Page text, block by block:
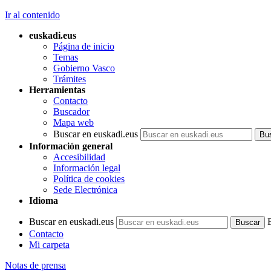
Ir al contenido
euskadi.eus
Página de inicio
Temas
Gobierno Vasco
Trámites
Herramientas
Contacto
Buscador
Mapa web
Buscar en euskadi.eus
Información general
Accesibilidad
Información legal
Política de cookies
Sede Electrónica
Idioma
Buscar en euskadi.eus
Contacto
Mi carpeta
Notas de prensa